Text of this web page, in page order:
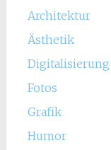
Architektur
Ästhetik
Digitalisierung
Fotos
Grafik
Humor